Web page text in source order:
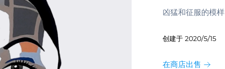
凶猛和征服的模样
创建于 2020/5/15
在商店出售